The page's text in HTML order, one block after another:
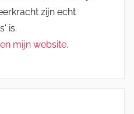
zijn echt
is.
mijn website.